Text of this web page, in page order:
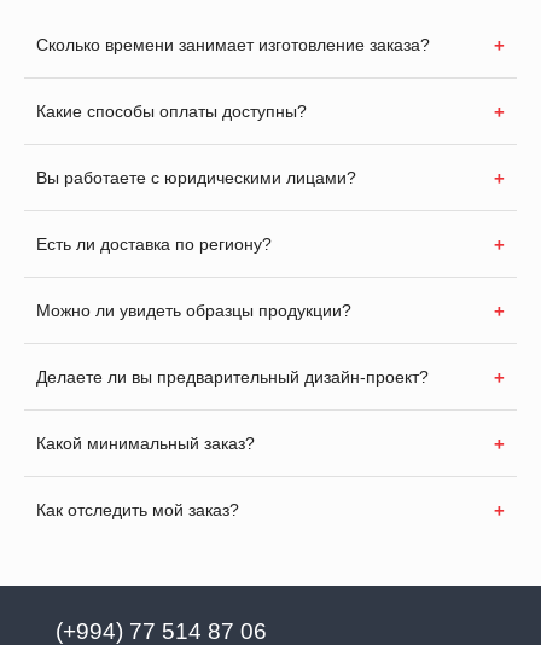
Сколько времени занимает изготовление заказа?
Какие способы оплаты доступны?
Вы работаете с юридическими лицами?
Есть ли доставка по региону?
Можно ли увидеть образцы продукции?
Делаете ли вы предварительный дизайн-проект?
Какой минимальный заказ?
Как отследить мой заказ?
(+994) 77 514 87 06